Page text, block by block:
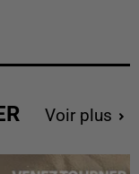
Voir plus